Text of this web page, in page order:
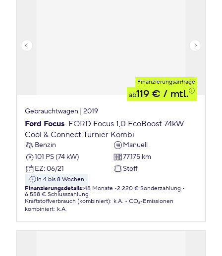
Finanzierungsanfrage
ab119 € / mtl.
Gebrauchtwagen | 2019
Ford Focus FORD Focus 1,0 EcoBoost 74kW
Cool & Connect Turnier Kombi
Benzin
Manuell
101 PS (74 kW)
77.175 km
EZ: 06/21 Stoff
in 4 bis 8 Wochen
Finanzierungsdetails:48 Monate 2.220 € Sonderzahlung
6.558 € Schlusszahlung
Kraftstoffverbrauch (kombiniert): k.A.
CO₂-Emissionen
kombiniert: k.A.